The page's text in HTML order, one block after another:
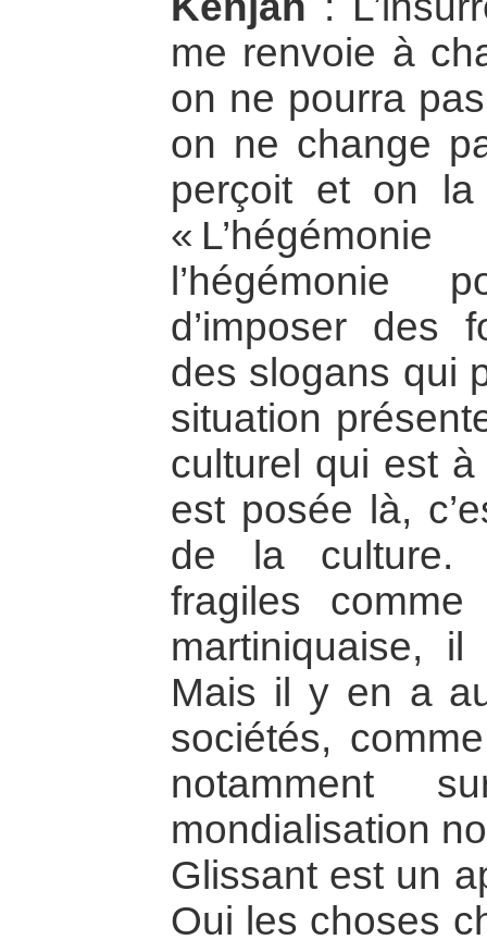
me renvoie à
on ne pourra
on ne change
perçoit et on
«
l’hégémonie
d’imposer des
des slogans qui
situation
culturel qui est
est posée là,
de la culture.
fragiles
martiniquaise,
Mais il y en a
sociétés,
notamment
mondialisation
Glissant est un
Oui les choses